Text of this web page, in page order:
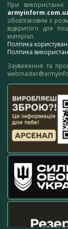
При
обов’язковим є
відкритого для
матеріал.
Політика
Політика
Зауваження та